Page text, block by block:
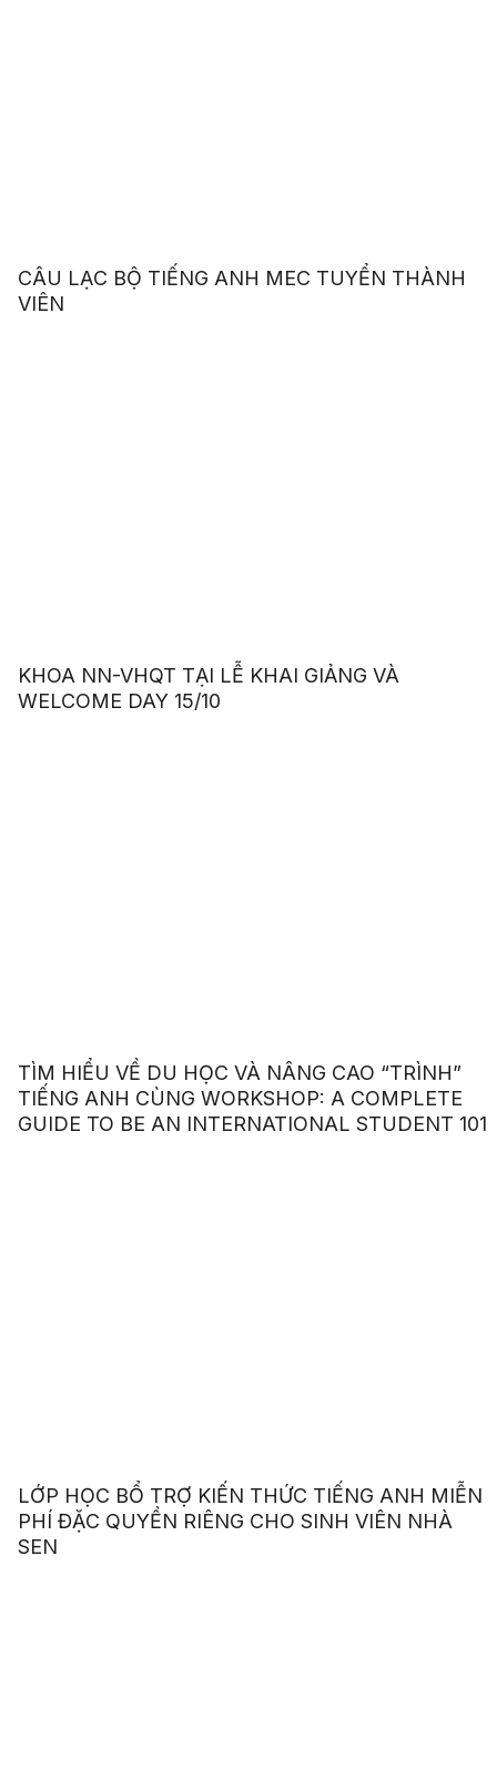
CÂU LẠC BỘ TIẾNG ANH MEC TUYỂN THÀNH
VIÊN
KHOA NN-VHQT TẠI LỄ KHAI GIẢNG VÀ
WELCOME DAY 15/10
TÌM HIỂU VỀ DU HỌC VÀ NÂNG CAO “TRÌNH”
TIẾNG ANH CÙNG WORKSHOP: A COMPLETE
GUIDE TO BE AN INTERNATIONAL STUDENT 101
LỚP HỌC BỔ TRỢ KIẾN THỨC TIẾNG ANH MIỄN
PHÍ ĐẶC QUYỀN RIÊNG CHO SINH VIÊN NHÀ
SEN